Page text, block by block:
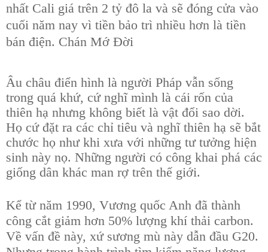
nhất Cali giá trên 2 tỷ đô la và sẽ đóng cửa vào
cuối năm nay vì tiền bảo trì nhiều hơn là tiền
bán điện. Chán Mớ Đời
Âu châu điển hình là người Pháp vẫn sống
trong quá khứ, cứ nghĩ mình là cái rốn của
thiên hạ nhưng không biết là vật đổi sao dời.
Họ cứ đặt ra các chỉ tiêu và nghĩ thiên hạ sẽ bắt
chước họ như khi xưa với những tư tưởng hiện
sinh này nọ. Những người có công khai phá các
giống dân khác man rợ trên thế giới.
Kể từ năm 1990, Vương quốc Anh đã thành
công cắt giảm hơn 50% lượng khí thải carbon.
Về vấn đề này, xứ sương mù này dẫn đầu G20.